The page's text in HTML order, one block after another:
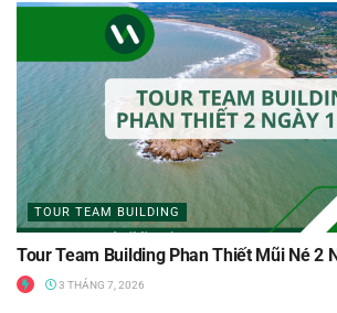
TOUR TEAM BUILDING
Tour Team Building Phan Thiết Mũi Né 2
3 THÁNG 7, 2026